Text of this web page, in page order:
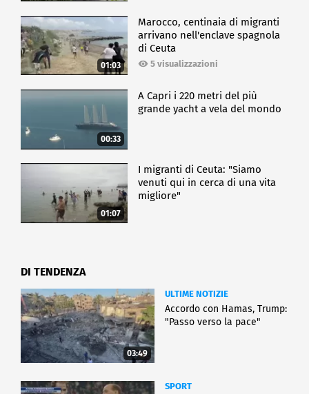
01:03
Marocco, centinaia di migranti
arrivano nell'enclave spagnola
di Ceuta
5 visualizzazioni
00:33
A Capri i 220 metri del più
grande yacht a vela del mondo
01:07
I migranti di Ceuta: "Siamo
venuti qui in cerca di una vita
migliore"
DI TENDENZA
03:49
ULTIME NOTIZIE
Accordo con Hamas, Trump:
"Passo verso la pace"
SPORT